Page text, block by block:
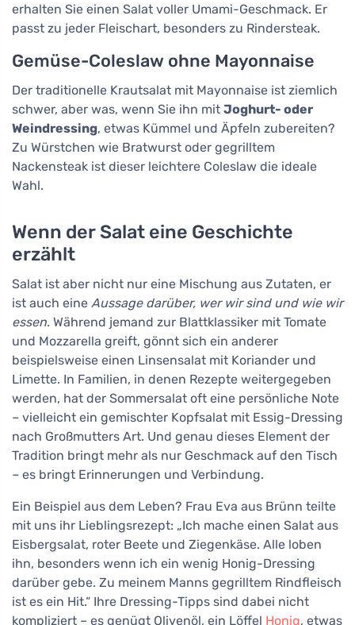
erhalten Sie einen Salat voller Umami-Geschmack. Er
passt zu jeder Fleischart, besonders zu Rindersteak.
Gemüse-Coleslaw ohne Mayonnaise
Der traditionelle Krautsalat mit Mayonnaise ist ziemlich
schwer, aber was, wenn Sie ihn mit Joghurt- oder
Weindressing, etwas Kümmel und Äpfeln zubereiten?
Zu Würstchen wie Bratwurst oder gegrilltem
Nackensteak ist dieser leichtere Coleslaw die ideale
Wahl.
Wenn der Salat eine Geschichte
erzählt
Salat ist aber nicht nur eine Mischung aus Zutaten, er
ist auch eine Aussage darüber, wer wir sind und wie wir
essen. Während jemand zur Blattklassiker mit Tomate
und Mozzarella greift, gönnt sich ein anderer
beispielsweise einen Linsensalat mit Koriander und
Limette. In Familien, in denen Rezepte weitergegeben
werden, hat der Sommersalat oft eine persönliche Note
– vielleicht ein gemischter Kopfsalat mit Essig-Dressing
nach Großmutters Art. Und genau dieses Element der
Tradition bringt mehr als nur Geschmack auf den Tisch
– es bringt Erinnerungen und Verbindung.
Ein Beispiel aus dem Leben? Frau Eva aus Brünn teilte
mit uns ihr Lieblingsrezept: „Ich mache einen Salat aus
Eisbergsalat, roter Beete und Ziegenkäse. Alle loben
ihn, besonders wenn ich ein wenig Honig-Dressing
darüber gebe. Zu meinem Manns gegrilltem Rindfleisch
ist es ein Hit.“ Ihre Dressing-Tipps sind dabei nicht
kompliziert – es genügt Olivenöl, ein Löffel Honig, etwas